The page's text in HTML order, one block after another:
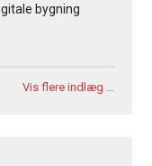
bygning
Vis flere indlæg …